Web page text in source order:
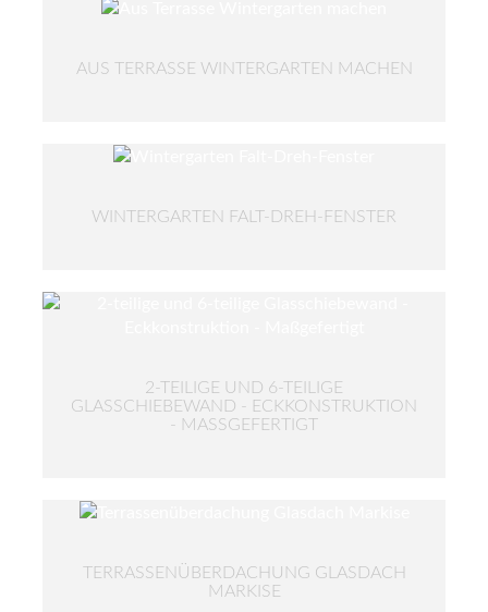
AUS TERRASSE WINTERGARTEN MACHEN
WINTERGARTEN FALT-DREH-FENSTER
2-TEILIGE UND 6-TEILIGE
GLASSCHIEBEWAND - ECKKONSTRUKTION
- MASSGEFERTIGT
TERRASSENÜBERDACHUNG GLASDACH
MARKISE